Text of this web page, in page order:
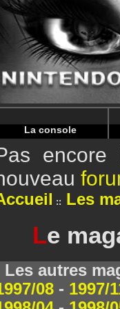
Warning: Undefined
Warning: Undefined
La console
encore
Les
Le
Les autres
08 - 1997/